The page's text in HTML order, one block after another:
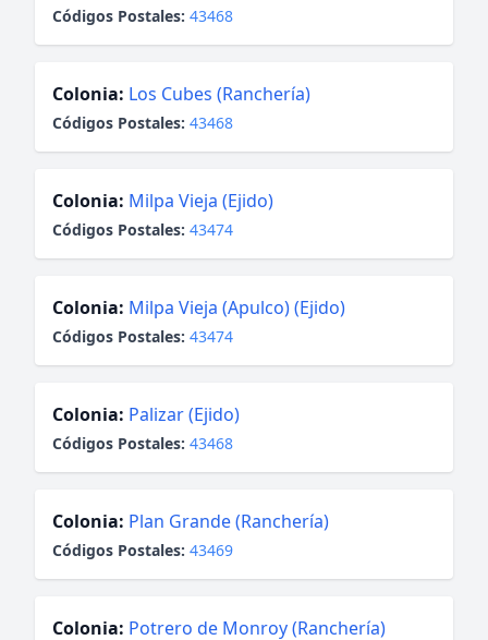
Códigos Postales: 43468
Colonia: Los Cubes (Ranchería)
Códigos Postales: 43468
Colonia: Milpa Vieja (Ejido)
Códigos Postales: 43474
Colonia: Milpa Vieja (Apulco) (Ejido)
Códigos Postales: 43474
Colonia: Palizar (Ejido)
Códigos Postales: 43468
Colonia: Plan Grande (Ranchería)
Códigos Postales: 43469
Colonia: Potrero de Monroy (Ranchería)